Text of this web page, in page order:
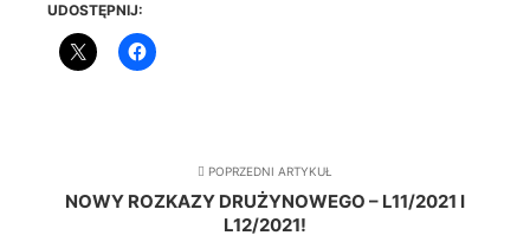
UDOSTĘPNIJ:
POPRZEDNI ARTYKUŁ
NOWY ROZKAZY DRUŻYNOWEGO – L11/2021 I
L12/2021!